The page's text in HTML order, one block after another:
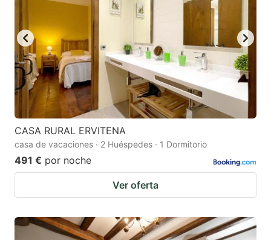
CASA RURAL ERVITENA
casa de vacaciones · 2 Huéspedes · 1 Dormitorio
491 € por noche
Ver oferta